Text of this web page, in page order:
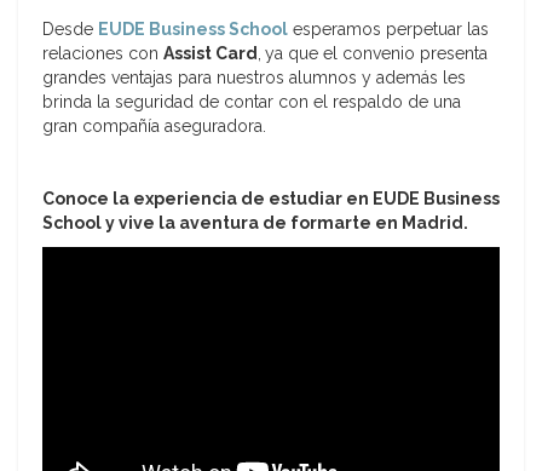
Desde EUDE Business School esperamos perpetuar las
relaciones con Assist Card, ya que el convenio presenta
grandes ventajas para nuestros alumnos y además les
brinda la seguridad de contar con el respaldo de una
gran compañía aseguradora.
Conoce la experiencia de estudiar en EUDE Business
School y vive la aventura de formarte en Madrid.